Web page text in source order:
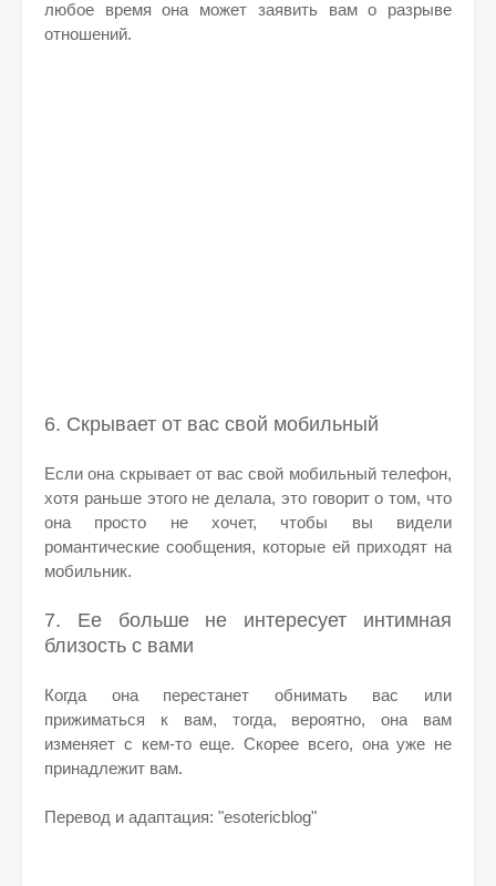
любое время она может заявить вам о разрыве
отношений.
6. Скрывает от вас свой мобильный
Если она скрывает от вас свой мобильный телефон,
хотя раньше этого не делала, это говорит о том, что
она просто не хочет, чтобы вы видели
романтические сообщения, которые ей приходят на
мобильник.
7. Ее больше не интересует интимная
близость с вами
Когда она перестанет обнимать вас или
прижиматься к вам, тогда, вероятно, она вам
изменяет с кем-то еще. Скорее всего, она уже не
принадлежит вам.
Перевод и адаптация: "esotericblog"